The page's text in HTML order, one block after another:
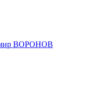
ВОРОНОВ